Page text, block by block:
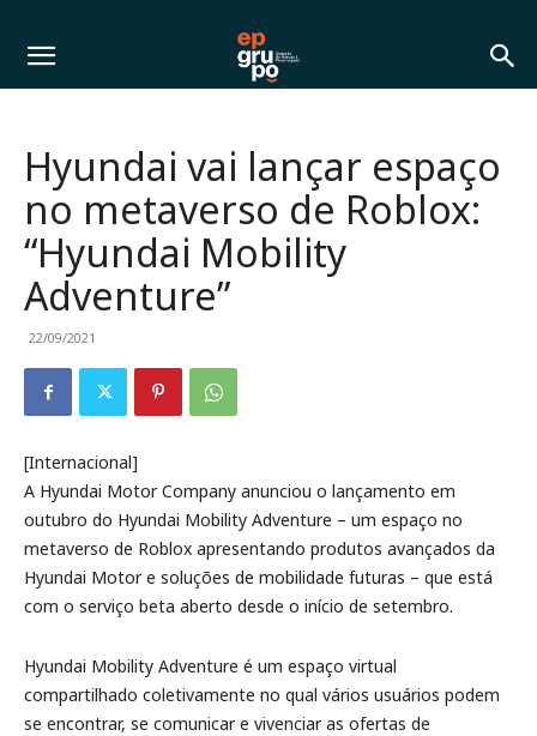
Hyundai vai lançar espaço
no metaverso de Roblox:
“Hyundai Mobility
Adventure”
22/09/2021
[Internacional]
A Hyundai Motor Company anunciou o lançamento em
outubro do Hyundai Mobility Adventure – um espaço no
metaverso de Roblox apresentando produtos avançados da
Hyundai Motor e soluções de mobilidade futuras – que está
com o serviço beta aberto desde o início de setembro.
Hyundai Mobility Adventure é um espaço virtual
compartilhado coletivamente no qual vários usuários podem
se encontrar, se comunicar e vivenciar as ofertas de